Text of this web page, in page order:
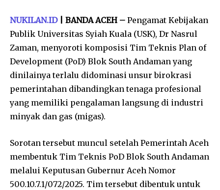
NUKILAN.ID| BANDA ACEH – Pengamat Kebijakan
Publik Universitas Syiah Kuala (USK), Dr Nasrul
Zaman, menyoroti komposisi Tim Teknis Plan of
Development (PoD) Blok South Andaman yang
dinilainya terlalu didominasi unsur birokrasi
pemerintahan dibandingkan tenaga profesional
yang memiliki pengalaman langsung di industri
minyak dan gas (migas).
Sorotan tersebut muncul setelah Pemerintah Aceh
membentuk Tim Teknis PoD Blok South Andaman
melalui Keputusan Gubernur Aceh Nomor
500.10.7.1/072/2025. Tim tersebut dibentuk untuk